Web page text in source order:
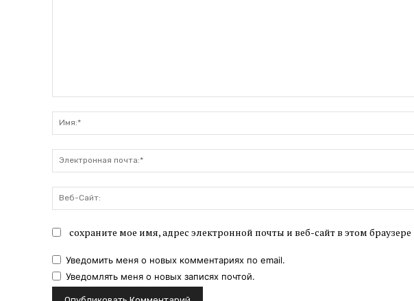
сохраните мое имя, адрес электронной почты и веб-сайт в этом
Уведомить меня о новых комментариях по email.
Уведомлять меня о новых записях почтой.